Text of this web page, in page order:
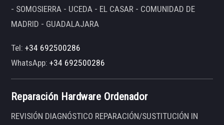
- SOMOSIERRA - UCEDA - EL CASAR - COMUNIDAD DE
MADRID - GUADALAJARA
Tel:+34 692500286
WhatsApp:+34 692500286
Reparación Hardware Ordenador
REVISIÓN DIAGNÓSTICO REPARACIÓN/SUSTITUCIÓN IN